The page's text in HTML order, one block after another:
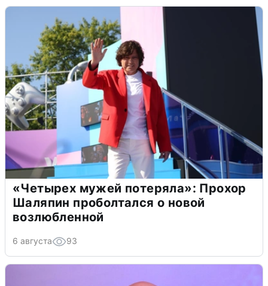
«Четырех мужей потеряла»: Прохор
Шаляпин проболтался о новой
возлюбленной
6 августа 93